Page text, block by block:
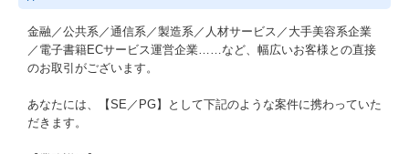
金融／公共系／通信系／製造系／人材サービス／大手美容系企業
／電子書籍ECサービス運営企業……など、幅広いお客様との直接
のお取引がございます。
あなたには、【SE／PG】として下記のような案件に携わっていた
だきます。